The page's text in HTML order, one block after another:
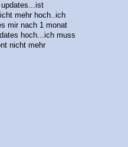
mehr hoch..ich
mir nach 1 monat
hoch...ich muss
nicht mehr